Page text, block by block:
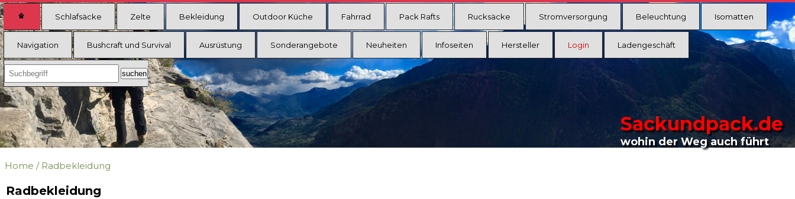
Schlafsäcke Zelte Bekleidung Outdoor Küche Fahrrad Pack Rafts Rucksäcke Stromversorgung Beleuchtung Isomatten
Navigation Bushcraft und Survival Ausrüstung Sonderangebote Neuheiten Infoseiten Hersteller Login Ladengeschäft
Sackundpack.de
wohin der Weg auch führt
Home / Radbekleidung
Radbekleidung